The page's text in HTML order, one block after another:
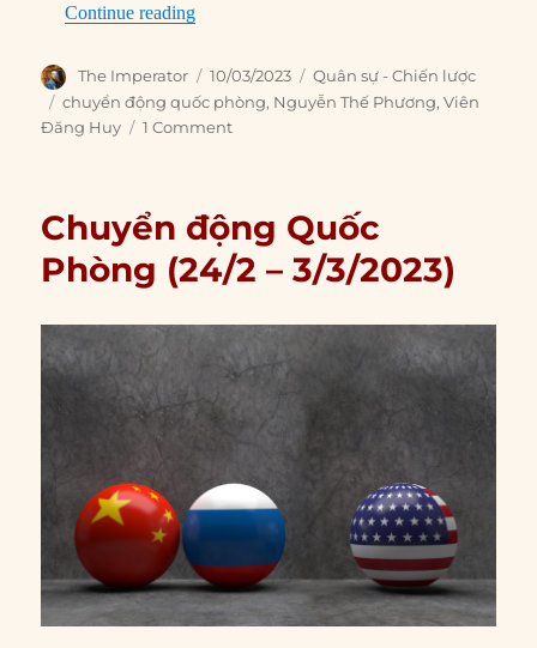
Continue reading“Chuyển động Quốc Phòng (3/3 – 9/3/
Author
The Imperator
Posted
on
10/03/2023 Categories
Quân sự - Chiến lược
Tags
chuyển động quốc phòng, Nguyễn Thế Phương,Viên
Đăng Huy
1 Comment
Chuyển động Quốc
Phòng (24/2 – 3/3/2023)